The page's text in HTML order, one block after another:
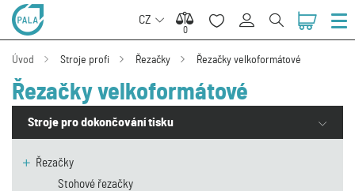
CZ
0
0
Úvod Stroje profi Řezačky Řezačky velkoformátové
Řezačky velkoformátové
Stroje pro dokončování tisku
Řezačky
Stohové řezačky